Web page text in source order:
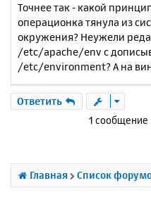
Точнее так - какой
операционка тянула из
окружения? Неужели
/etc/apache/env с
/etc/environment? А на
Ответить
1 сообщение
Главная Список